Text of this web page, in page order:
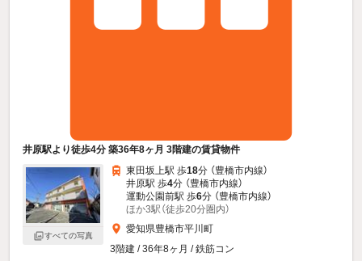
井原駅より徒歩4分 築36年8ヶ月 3階建の賃貸物件
すべての写真
東田坂上駅 歩18分 （豊橋市内線）
井原駅 歩4分 （豊橋市内線）
運動公園前駅 歩6分 （豊橋市内線）
ほか3駅（徒歩20分圏内）
愛知県豊橋市平川町
3階建 / 36年8ヶ月 / 鉄筋コン